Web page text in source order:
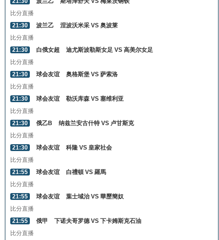
比分直播
21:30
波兰乙
涅波沃米采 VS 奥波莱
比分直播
21:30
白俄女超
迪尤斯波勒斯女足 VS 高美尔女足
比分直播
21:30
球会友谊
奥格斯堡 VS 萨索洛
比分直播
21:30
球会友谊
勒沃库森 VS 塞维利亚
比分直播
21:30
俄乙B
纳兹兰安古什特 VS 卢甘斯克
比分直播
21:30
球会友谊
科隆 VS 皇家社会
比分直播
21:55
球会友谊
白禮頓 VS 羅馬
比分直播
21:55
球会友谊
葉士域治 VS 華歷簡奴
比分直播
21:55
俄甲
下诺夫哥罗德 VS 下卡姆斯克石油
比分直播